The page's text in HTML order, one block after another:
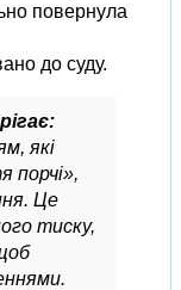
повернула
до суду.
які
порчі»,
Це
тиску,